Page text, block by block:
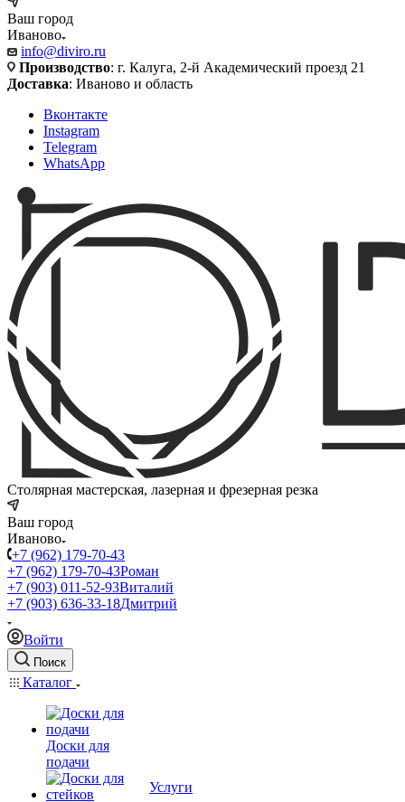
Ваш город
Иваново
info@diviro.ru
Производство: г. Калуга, 2-й Академический проезд 21
Доставка: Иваново и область
Вконтакте
Instagram
Telegram
WhatsApp
Столярная мастерская, лазерная и фрезерная резка
Ваш город
Иваново
+7 (962) 179-70-43
+7 (962) 179-70-43Роман
+7 (903) 011-52-93Виталий
+7 (903) 636-33-18Дмитрий
Войти
Поиск
Каталог
Доски для
подачи
Услуги